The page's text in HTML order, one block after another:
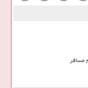
مسافر